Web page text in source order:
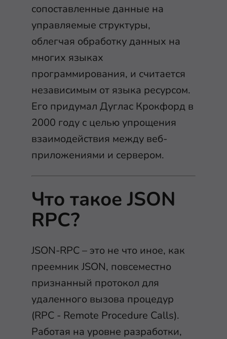
сопоставленные данные на
управляемые структуры,
облегчая обработку данных на
многих языках
программирования, и считается
независимым от языка ресурсом.
Его придумал Дуглас Крокфорд в
2000 году с целью упрощения
взаимодействия между веб-
приложениями и сервером.
Что такое JSON
RPC?
JSON-RPC – это не что иное, как
преемник JSON, повсеместно
признанный протокол для
удаленного вызова процедур
(RPC - Remote Procedure Calls).
Работая на уровне разработки,